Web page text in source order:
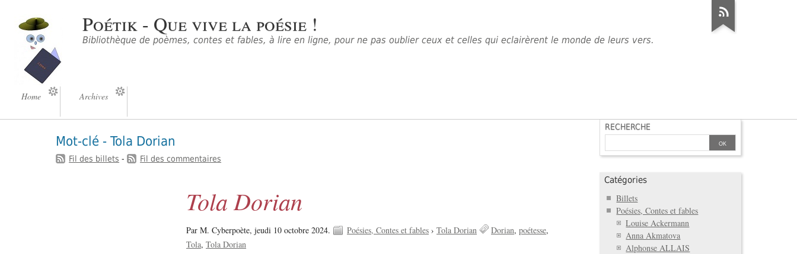
Poétik - Que vive la poésie !
Bibliothèque de poèmes, contes et fables, à lire en ligne, pour ne pas oublier ceux et celles qui eclairèrent le monde de leurs vers.
Home Archives
Mot-clé - Tola Dorian
Fil des billets - Fil des commentaires
Tola Dorian
Par M. Cyberpoète,jeudi 10 octobre 2024. Poésies, Contes et fables ›Tola Dorian Dorian poétesse
Tola Tola Dorian
RECHERCHE
Catégories
Billets
Poésies, Contes et fables
Louise Ackermann
Anna Akmatova
Alphonse ALLAIS